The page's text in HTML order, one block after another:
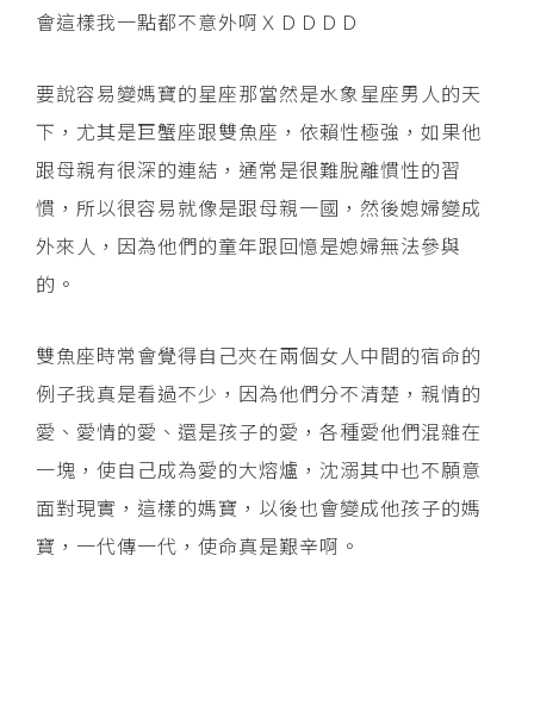
會這樣我一點都不意外啊ＸＤＤＤＤ
要說容易變媽寶的星座那當然是水象星座男人的天
下，尤其是巨蟹座跟雙魚座，依賴性極強，如果他
跟母親有很深的連結，通常是很難脫離慣性的習
慣，所以很容易就像是跟母親一國，然後媳婦變成
外來人，因為他們的童年跟回憶是媳婦無法參與
的。
雙魚座時常會覺得自己夾在兩個女人中間的宿命的
例子我真是看過不少，因為他們分不清楚，親情的
愛、愛情的愛、還是孩子的愛，各種愛他們混雜在
一塊，使自己成為愛的大熔爐，沈溺其中也不願意
面對現實，這樣的媽寶，以後也會變成他孩子的媽
寶，一代傳一代，使命真是艱辛啊。